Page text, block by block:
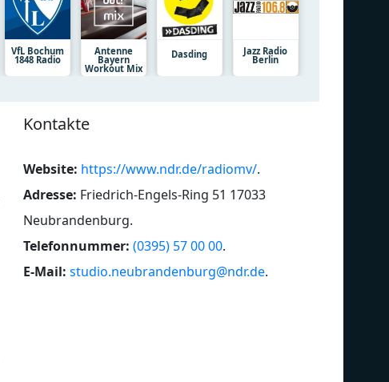
VfL Bochum
1848 Radio
Antenne
Bayern
Workout Mix
Dasding Jazz Radio
Berlin
Kontakte
Website: https://www.ndr.de/radiomv/.
Adresse: Friedrich-Engels-Ring 51 17033
Neubrandenburg.
Telefonnummer: (0395) 57 00 00.
E-Mail: studio.neubrandenburg@ndr.de.